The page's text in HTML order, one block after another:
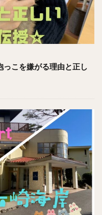
こを嫌がる理由と正し